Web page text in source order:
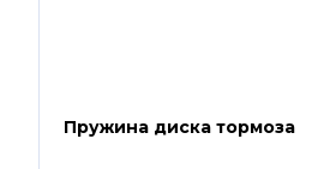
Пружина диска тормоза